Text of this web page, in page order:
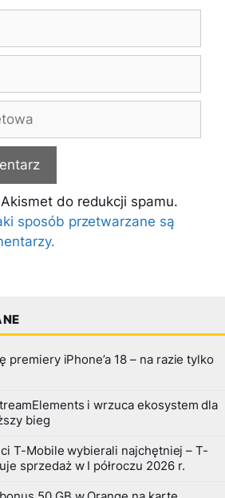
do redukcji spamu.
sposób przetwarzane są
premiery iPhone’a 18 – na razie tylko
i wrzuca ekosystem dla
bieg
T-Mobile wybierali najchętniej – T-
sprzedaż w I półroczu 2026 r.